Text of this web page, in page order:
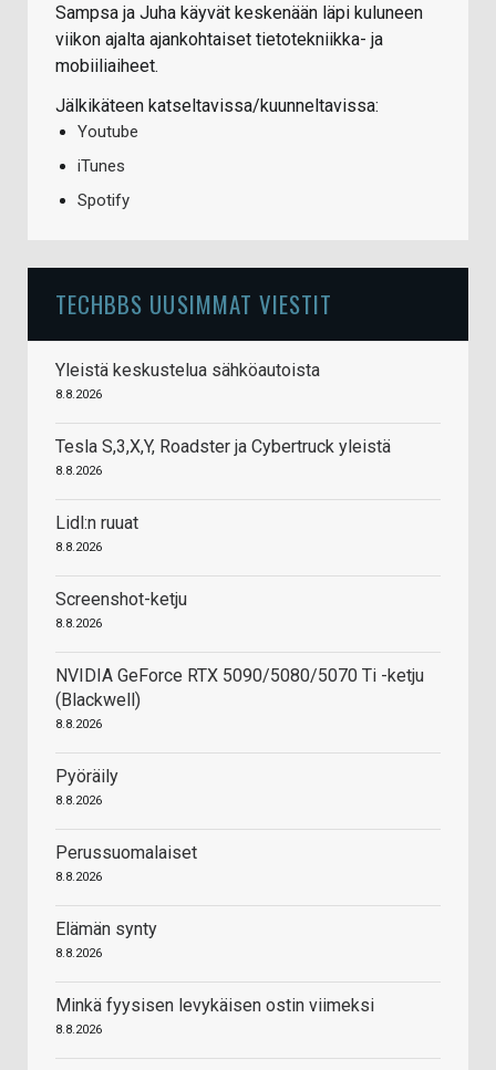
Sampsa ja Juha käyvät keskenään läpi kuluneen
viikon ajalta ajankohtaiset tietotekniikka- ja
mobiiliaiheet.
Jälkikäteen katseltavissa/kuunneltavissa:
Youtube
iTunes
Spotify
TECHBBS UUSIMMAT VIESTIT
Yleistä keskustelua sähköautoista
8.8.2026
Tesla S,3,X,Y, Roadster ja Cybertruck yleistä
8.8.2026
Lidl:n ruuat
8.8.2026
Screenshot-ketju
8.8.2026
NVIDIA GeForce RTX 5090/5080/5070 Ti -ketju
(Blackwell)
8.8.2026
Pyöräily
8.8.2026
Perussuomalaiset
8.8.2026
Elämän synty
8.8.2026
Minkä fyysisen levykäisen ostin viimeksi
8.8.2026